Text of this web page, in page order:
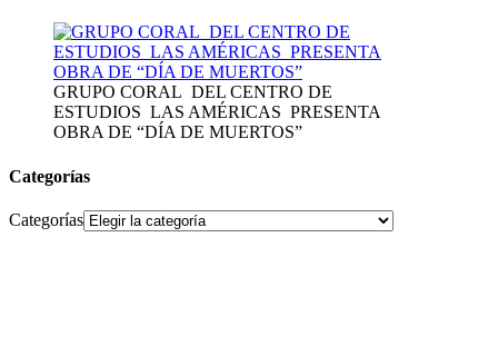
GRUPO CORAL DEL CENTRO DE
ESTUDIOS LAS AMÉRICAS PRESENTA
OBRA DE “DÍA DE MUERTOS”
Categorías
Categorías